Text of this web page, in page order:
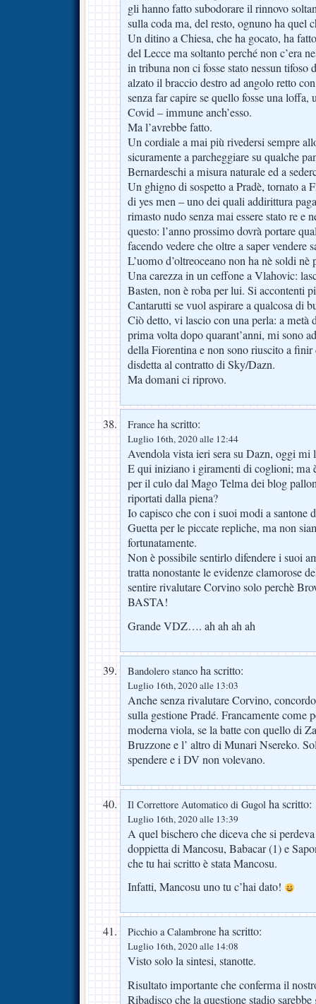
gli hanno fatto subodorare il rinnovo
sulla coda ma, del resto, ognuno ha quel
Un ditino a Chiesa, che ha gocato, ha
del Lecce ma soltanto perché non c’era
in tribuna non ci fosse stato nessun tifoso
alzato il braccio destro ad angolo retto
senza far capire se quello fosse una loffa,
Covid – immune anch’esso.
Ma l’avrebbe fatto.
Un cordiale a mai più rivedersi sempre
sicuramente a parcheggiare su qualche
Bernardeschi a misura naturale ed a
Un ghigno di sospetto a Pradè, tornato a
di yes men – uno dei quali addirittura
rimasto nudo senza mai essere stato re e
questo: l’anno prossimo dovrà portare
facendo vedere che oltre a saper vendere
L’uomo d’oltreoceano non ha nè soldi
Una carezza in un ceffone a Vlahovic:
Basten, non è roba per lui. Si accontenti
Cantarutti se vuol aspirare a qualcosa di
Ciò detto, vi lascio con una perla: a metà
prima volta dopo quarant’anni, mi sono
della Fiorentina e non sono riuscito a
disdetta al contratto di Sky/Dazn.
Ma domani ci riprovo.
France ha scritto:
Luglio 16th, 2020 alle 12:44
Avendola vista ieri sera su Dazn, oggi
E qui iniziano i giramenti di coglioni; ma
per il culo dal Mago Telma dei blog
riportati dalla piena?
Io capisco che con i suoi modi a santone
Guetta per le piccate repliche, ma non
fortunatamente.
Non è possibile sentirlo difendere i suoi
tratta nonostante le evidenze clamorose
sentire rivalutare Corvino solo perchè
BASTA!
Grande VDZ…. ah ah ah ah
Bandolero stanco ha scritto:
Luglio 16th, 2020 alle 13:03
Anche senza rivalutare Corvino,
sulla gestione Pradé. Francamente come
moderna viola, se la batte con quello di
Bruzzone e l’ altro di Munari Nsereko.
spendere e i DV non volevano.
Il Correttore Automatico di Gugol ha scritto:
Luglio 16th, 2020 alle 13:39
A quel bischero che diceva che si
doppietta di Mancosu, Babacar (1) e
che tu hai scritto è stata Mancosu.
Infatti, Mancosu uno tu c’hai dato!
Picchio a Calambrone ha scritto:
Luglio 16th, 2020 alle 14:08
Visto solo la sintesi, stanotte.
Risultato importante che conferma il
Ribadisco che la questione stadio